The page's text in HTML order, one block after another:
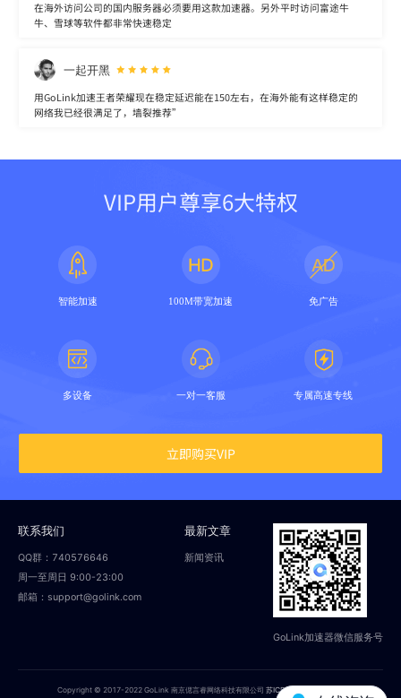
在海外访问公司的国内服务器必须要用这款加速器。另外平时访问富途牛
牛、雪球等软件都非常快速稳定
一起开黑
用GoLink加速王者荣耀现在稳定延迟能在150左右，在海外能有这样稳定的
网络我已经很满足了，墙裂推荐”
VIP用户尊享6大特权
智能加速 100M带宽加速 免广告
多设备 一对一客服 专属高速专线
立即购买VIP
联系我们
QQ群：740576646
周一至周日 9:00-23:00
邮箱：support@golink.com
最新文章
新闻资讯
GoLink加速器微信服务号
Copyright © 2017-2022 GoLink 南京偲言睿网络科技有限公司苏ICP备18014251号-2